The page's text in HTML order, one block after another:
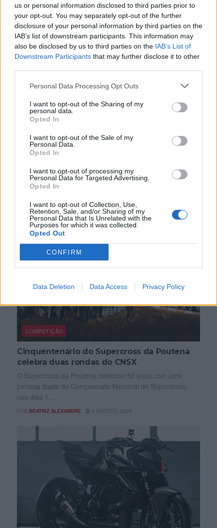
us or personal information disclosed to third parties prior to
your opt-out. You may separately opt-out of the further
disclosure of your personal information by third parties on the
IAB’s list of downstream participants. This information may
also be disclosed by us to third parties on the IAB’s List of
Downstream Participants that may further disclose it to other
Personal Data Processing Opt Outs
I want to opt-out of the Sharing of my
personal data.
Opted In
I want to opt-out of the Sale of my
Personal Data.
Opted In
I want to opt-out of processing my
Personal Data for Targeted Advertising.
Opted In
I want to opt-out of Collection, Use,
Retention, Sale, and/or Sharing of my
Personal Data that Is Unrelated with the
Purposes for which it was collected.
Opted Out
CONFIRM
Data Deletion Data Access Privacy Policy
Os resultados obtidos em Andorra voltam a
evidenciar o talento e a determinação da piloto
italiana. Ao mesmo tempo, mostram a importância do
tacto, do controlo e do conforto em condições tão
exigentes como as do Mundial de Trial. São
precisamente estas qualidades que definem as
pilotos o máximo rendimento e apoio ao mais alto
nível da modalidade.
Tags: destaque
Formaboots Boulder Comp
TrialGP Women
RELACIONADOS
COMPETIÇÃO
Cinquentenário do Supercross da Poutena
celebra duas rondas do CNSX
O Supercross da Poutena celebrou 50 anos com uma
jornada dupla do Campeonato Nacional de Supercross,
nos dias 1...
POR BEATRIZ ALEXANDRE 5 AGOSTO, 2026